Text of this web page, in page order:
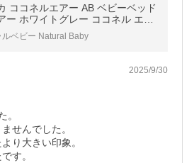
ココネルエアー AB ベビーベッド
ー ホワイトグレー ココネル エア
コンパクト 持ち運び 帰省 旅行
ルベビー Natural Baby
2025/9/30
。
せんでした。
り大きい印象。
す。